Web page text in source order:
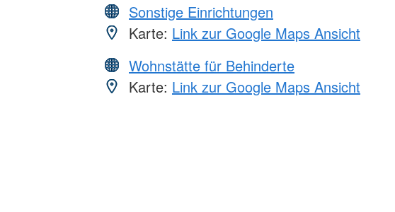
Sonstige Einrichtungen
Karte: Link zur Google Maps Ansicht
Wohnstätte für Behinderte
Karte: Link zur Google Maps Ansicht